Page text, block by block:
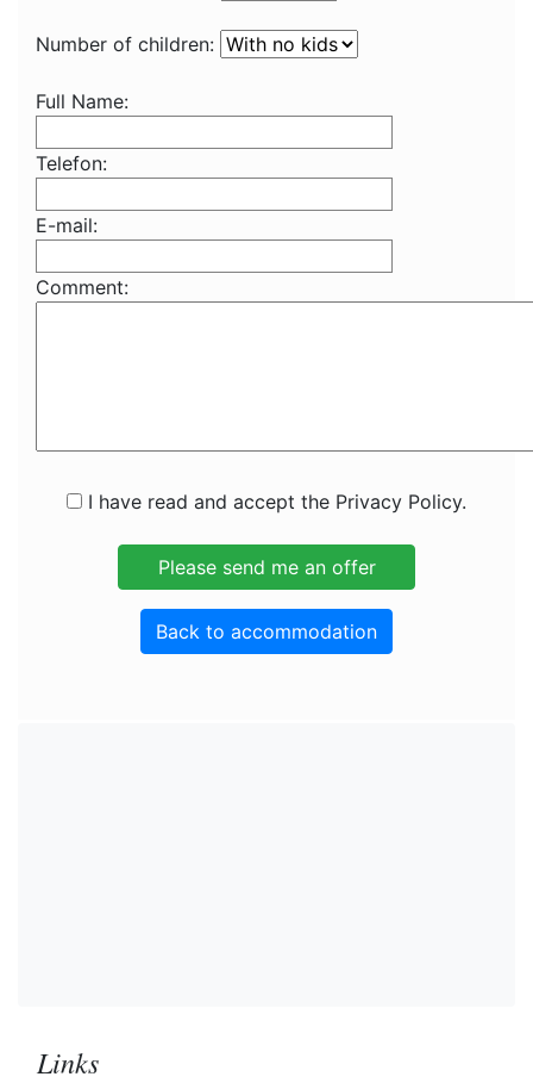
Number of children:
Full Name:
Telefon:
E-mail:
Comment:
I have read and accept the Privacy Policy.
Back to accommodation
Links